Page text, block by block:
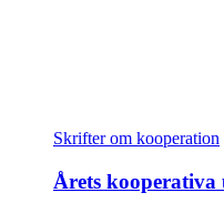
Skrifter om kooperation
Årets kooperativa